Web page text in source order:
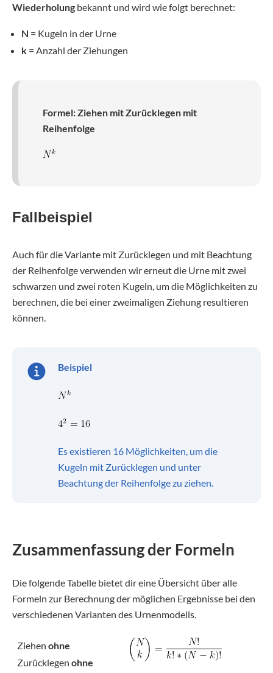
Wiederholung bekannt und wird wie folgt berechnet:
N = Kugeln in der Urne
k = Anzahl der Ziehungen
Formel: Ziehen mit Zurücklegen mit
Reihenfolge
Fallbeispiel
Auch für die Variante mit Zurücklegen und mit Beachtung
der Reihenfolge verwenden wir erneut die Urne mit zwei
schwarzen und zwei roten Kugeln, um die Möglichkeiten zu
berechnen, die bei einer zweimaligen Ziehung resultieren
können.
Beispiel
Es existieren 16 Möglichkeiten, um die
Kugeln mit Zurücklegen und unter
Beachtung der Reihenfolge zu ziehen.
Zusammenfassung der Formeln
Die folgende Tabelle bietet dir eine Übersicht über alle
Formeln zur Berechnung der möglichen Ergebnisse bei den
verschiedenen Varianten des Urnenmodells.
Ziehen ohne
Zurücklegen ohne